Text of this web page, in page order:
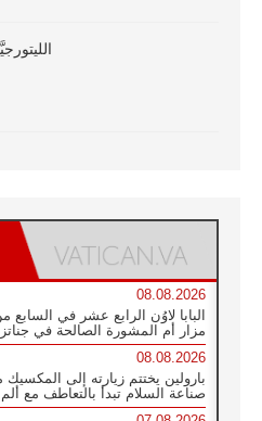
08.08.2026
البابا لاوُن الرابع عشر في السابع
مزار أم المشورة الصالحة في
08.08.2026
بارولين يختتم زيارته إلى المكسيك
صناعة السلام تبدأ بالتعاطف مع ألم